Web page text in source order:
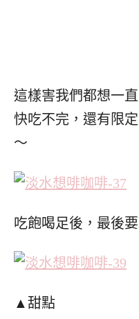
這樣害我們都想一
快吃不完，還有限
～
吃飽喝足後，最後
▲甜點